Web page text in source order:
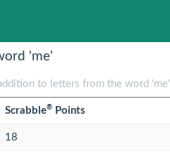
'me'
to letters from the word 'me'
Scrabble® Points
18